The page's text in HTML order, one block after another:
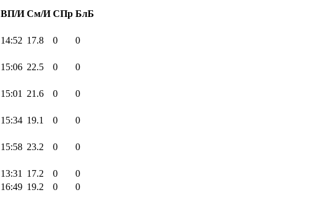
ВП/И См/И СПр БлБ
14:52 17.8 0
0
15:06 22.5 0
0
15:01 21.6 0
0
15:34 19.1 0
0
15:58 23.2 0
0
13:31 17.2 0
0
16:49 19.2 0
0